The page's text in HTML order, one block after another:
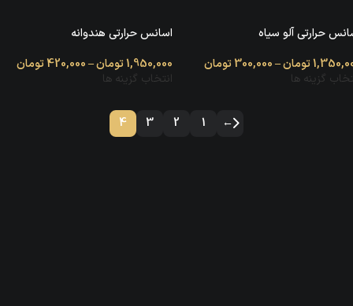
حرارتی آلو سیاه
تومان–
300,000تومان
گزینه ها
اسانس حرارتی هندوانه
1,950,000تومان–
420,000تومان
انتخاب گزینه ها
←
1
2
3
4